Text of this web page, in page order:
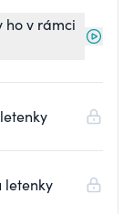
ho v rámci
letenky